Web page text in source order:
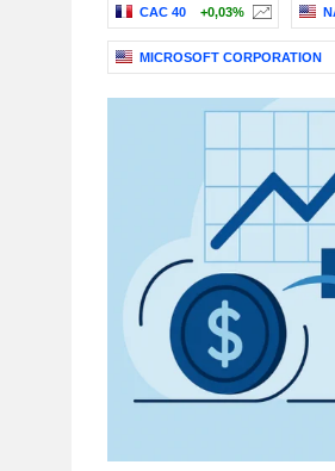
CAC 40 +0,03%
MICROSOFT CORPORATION